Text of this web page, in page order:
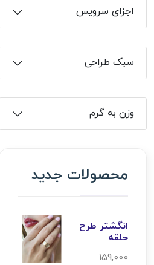
اجزای سرویس
سبک طراحی
وزن به گرم
محصولات جدید
انگشتر طرح
حلقه
159,000